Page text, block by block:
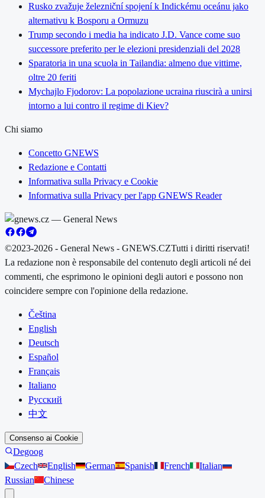
Rusko zvažuje železniční spojení k Indickému oceánu jako
alternativu k Bosporu a Ormuzu
Trump secondo i media ha indicato J.D. Vance come suo
successore preferito per le elezioni presidenziali del 2028
Sparatoria in una scuola in Tailandia: almeno due vittime,
oltre 20 feriti
Mychajlo Fjodorov: La popolazione ucraina riuscirà a unirsi
intorno a lui contro il regime di Kiev?
Chi siamo
Concetto GNEWS
Redazione e Contatti
Informativa sulla Privacy e Cookie
Informativa sulla Privacy per l'app GNEWS Reader
©2023-2026 - General News - GNEWS.CZTutti i diritti riservati!
La redazione non è responsabile del contenuto degli articoli né dei
commenti, che esprimono le opinioni degli autori e possono non
coincidere sempre con l'opinione della redazione.
Čeština
English
Deutsch
Español
Français
Italiano
Русский
中文
Consenso ai Cookie
Degoog
Czech
English German Spanish French
Italian
Russian
Chinese